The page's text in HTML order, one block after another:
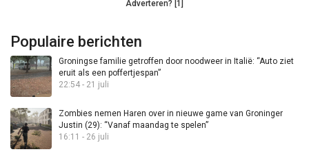
Adverteren? [1]
Populaire berichten
Groningse familie getroffen door noodweer in Italië: “Auto ziet
eruit als een poffertjespan”
22:54 - 21 juli
Zombies nemen Haren over in nieuwe game van Groninger
Justin (29): “Vanaf maandag te spelen”
16:11 - 26 juli